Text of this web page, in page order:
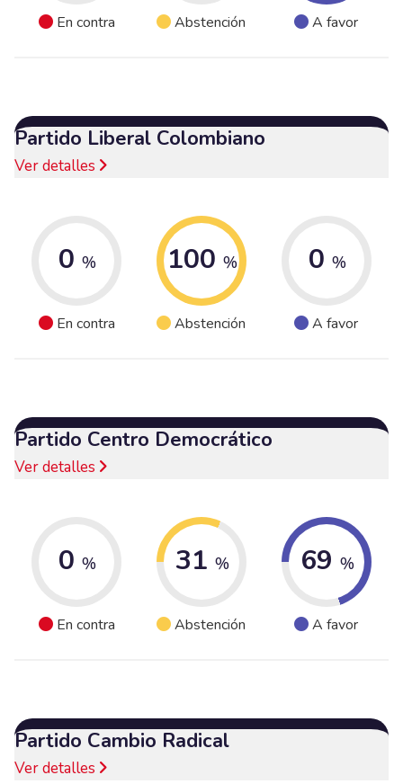
En contra Abstención A favor
Partido Liberal Colombiano
Ver detalles
0 %
En contra
100 %
Abstención
0 %
A favor
Partido Centro Democrático
Ver detalles
0 %
En contra
31 %
Abstención
69 %
A favor
Partido Cambio Radical
Ver detalles